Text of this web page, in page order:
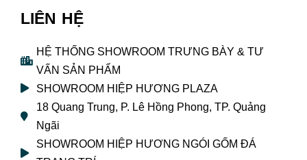
LIÊN HỆ
HỆ THỐNG SHOWROOM TRƯNG BÀY & TƯ
VẤN SẢN PHẨM
SHOWROOM HIỆP HƯƠNG PLAZA
18 Quang Trung, P. Lê Hồng Phong, TP. Quảng
Ngãi
SHOWROOM HIỆP HƯƠNG NGÓI GỐM ĐÁ